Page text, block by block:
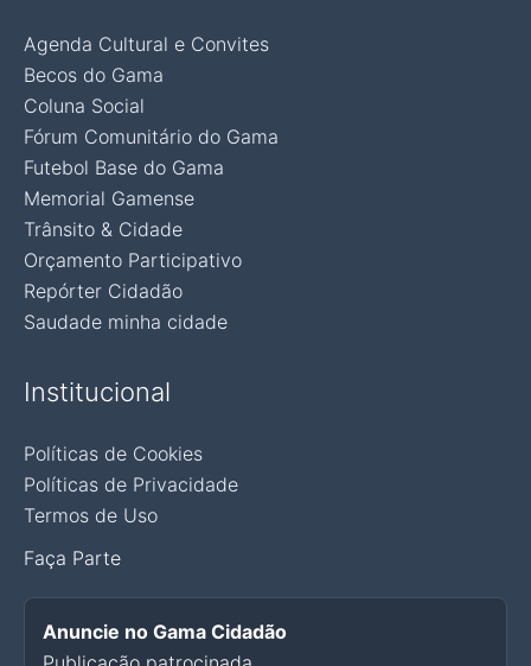
Agenda Cultural e Convites
Becos do Gama
Coluna Social
Fórum Comunitário do Gama
Futebol Base do Gama
Memorial Gamense
Trânsito & Cidade
Orçamento Participativo
Repórter Cidadão
Saudade minha cidade
Institucional
Políticas de Cookies
Políticas de Privacidade
Termos de Uso
Faça Parte
Anuncie no Gama Cidadão